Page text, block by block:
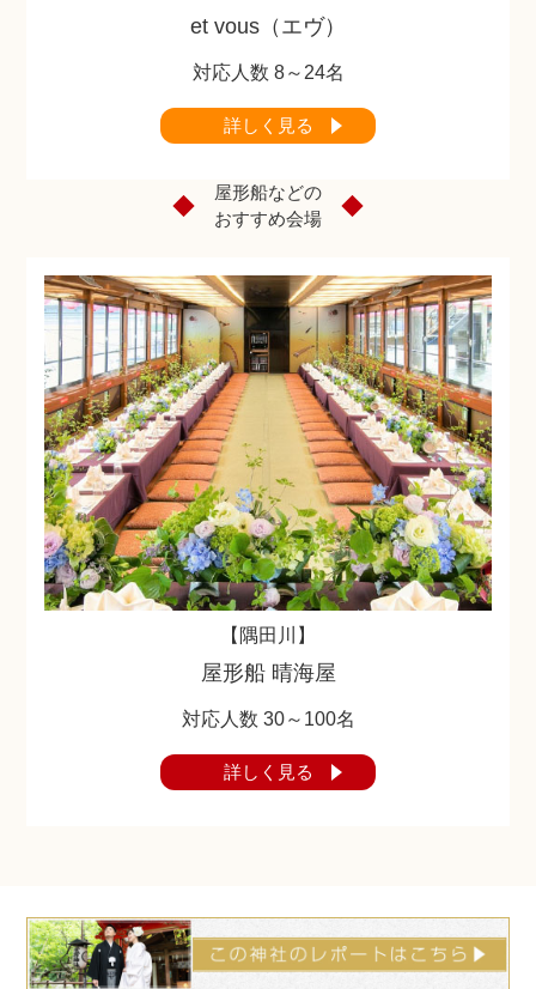
et vous（エヴ）
対応人数 8～24名
詳しく見る
屋形船などの
おすすめ会場
【隅田川】
屋形船 晴海屋
対応人数 30～100名
詳しく見る